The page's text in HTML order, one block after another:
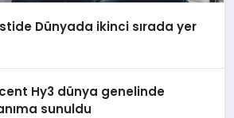
Dünyada ikinci sırada yer
Hy3 dünya genelinde
sunuldu